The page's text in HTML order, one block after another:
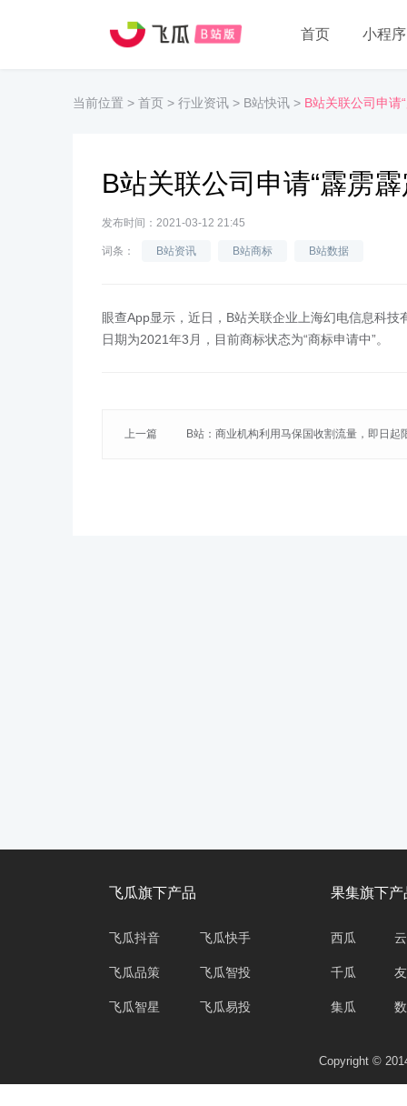
首页 小程序
当前位置 > 首页 > 行业资讯 > B站快讯 > B站关联公司申请
B站关联公司申请“霹雳霹
发布时间：2021-03-12 21:45
词条： B站资讯 B站商标 B站数据
眼查App显示，近日，B站关联企业上海幻电信息科技
日期为2021年3月，目前商标状态为“商标申请中”。
上一篇
B站：商业机构利用马保国收割流量，即日起
飞瓜旗下产品
飞瓜抖音
飞瓜品策
飞瓜智星
飞瓜快手
飞瓜智投
飞瓜易投
果集旗下产
西瓜
千瓜
集瓜
Copyright ©